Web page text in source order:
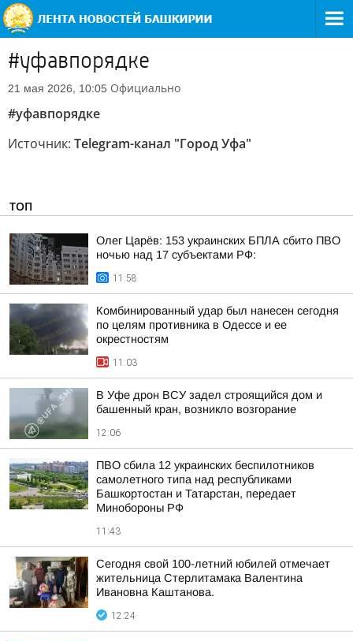
#уфавпорядке
21 мая 2026, 10:05 Официально
#уфавпорядке
Источник: Telegram-канал "Город Уфа"
ТОП
Олег Царёв: 153 украинских БПЛА сбито ПВО
ночью над 17 субъектами РФ:
11:58
Комбинированный удар был нанесен сегодня
по целям противника в Одессе и ее
окрестностям
11:03
В Уфе дрон ВСУ задел строящийся дом и
башенный кран, возникло возгорание
12:06
ПВО сбила 12 украинских беспилотников
самолетного типа над республиками
Башкортостан и Татарстан, передает
Минобороны РФ
11:43
Сегодня свой 100-летний юбилей отмечает
жительница Стерлитамака Валентина
Ивановна Каштанова.
12:24